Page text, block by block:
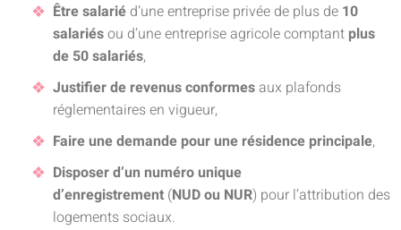
Être salarié d’une entreprise privée de plus de 10
salariésou d’une entreprise agricole comptant plus
de 50 salariés,
Justifier de revenus conformes aux plafonds
réglementaires en vigueur,
Faire une demande pour une résidence principale,
Disposer d’un numéro unique
d’enregistrement (NUD ou NUR) pour l’attribution des
logements sociaux.